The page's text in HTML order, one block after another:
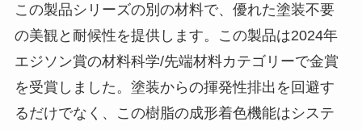
この製品シリーズの別の材料で、優れた塗装不要
の美観と耐候性を提供します。この製品は2024年
エジソン賞の材料科学/先端材料カテゴリーで金賞
を受賞しました。塗装からの揮発性排出を回避す
るだけでなく、この樹脂の成形着色機能はシステ